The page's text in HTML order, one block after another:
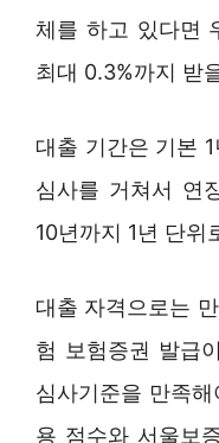
체를 하고 있다면
최대 0.3%까지 받
대출 기간은 기본
심사를 거쳐서 연
10년까지 1년 단위
대출 자격으로는
험 보험증권 발급
심사기준을 만족
용 점수와 서울보